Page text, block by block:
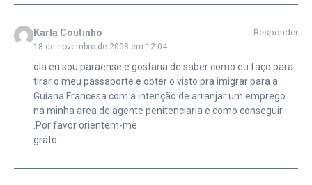
Karla Coutinho
18 de novembro de 2008 em 12:04
Responder
ola eu sou paraense e gostaria de saber como eu faço para
tirar o meu passaporte e obter o visto pra imigrar para a
Guiana Francesa com a intenção de arranjar um emprego
na minha area de agente penitenciaria e como conseguir
.Por favor orientem-me
grato